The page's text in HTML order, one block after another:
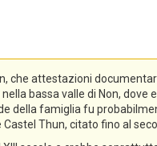
che attestazioni
bassa valle di Non,
della famiglia fu
Thun, citato fino al